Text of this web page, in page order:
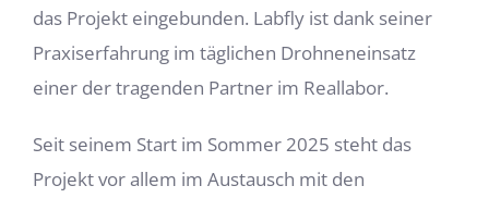
das Projekt eingebunden. Labfly ist dank seiner
Praxiserfahrung im täglichen Drohneneinsatz
einer der tragenden Partner im Reallabor.
Seit seinem Start im Sommer 2025 steht das
Projekt vor allem im Austausch mit den